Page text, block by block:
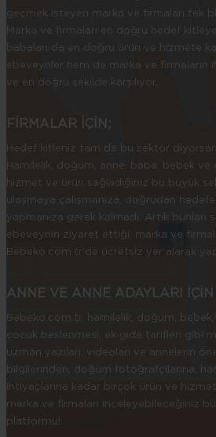
geçmek isteyen marka ve firmaları tek
Marka ve firmaları en doğru hedef
babaları da en doğru ürün ve hizmete
ebeveynler hem de marka ve firmaların
ve en doğru şekilde karşılıyor.
FİRMALAR İÇİN;
Hedef kitleniz tam da bu sektör
Hamilelik, doğum, anne, baba, bebek ve
hizmet ve ürün sağladığınız bu büyük
ulaşmaya çalışmanıza, doğrudan
yapmanıza gerek kalmadı. Artık bunları
ebeveynin ziyaret ettiği, marka ve
Bebeko.com.tr’de ücretsiz yer alarak
ANNE VE ANNE ADAYLARI İÇİN
Bebeko.com.tr, hamilelik, doğum,
çocuk beslenmesi, ek gıda tarifleri gibi
uzman yazıları, videoları ve annelerin
bilgilerinden, doğum fotoğrafçılarına,
ihtiyaçlarına kadar birçok ürün ve
marka ve firmaları inceleyebileceğiniz
platformu!